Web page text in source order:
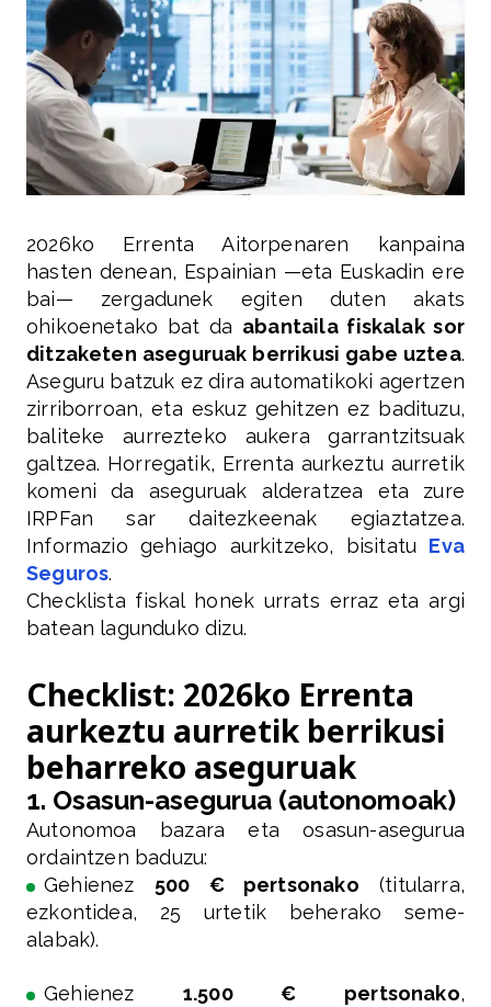
2026ko Errenta Aitorpenaren kanpaina
hasten denean, Espainian —eta Euskadin ere
bai— zergadunek egiten duten akats
ohikoenetako bat da abantaila fiskalak sor
ditzaketen aseguruak berrikusi gabe uztea.
Aseguru batzuk ez dira automatikoki agertzen
zirriborroan, eta eskuz gehitzen ez badituzu,
baliteke aurrezteko aukera garrantzitsuak
galtzea. Horregatik, Errenta aurkeztu aurretik
komeni da aseguruak alderatzea eta zure
IRPFan sar daitezkeenak egiaztatzea.
Informazio gehiago aurkitzeko, bisitatu Eva
Seguros.
Checklista fiskal honek urrats erraz eta argi
batean lagunduko dizu.
Checklist: 2026ko Errenta
aurkeztu aurretik berrikusi
beharreko aseguruak
1. Osasun-asegurua (autonomoak)
Autonomoa bazara eta osasun-asegurua
ordaintzen baduzu:
Gehienez 500 € pertsonako (titularra,
ezkontidea, 25 urtetik beherako seme-
alabak).
Gehienez 1.500 € pertsonako,